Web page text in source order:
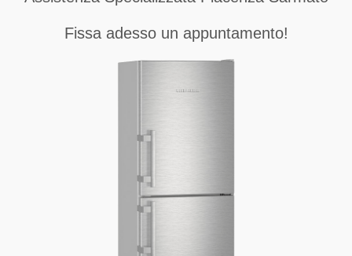
Fissa adesso un appuntamento!